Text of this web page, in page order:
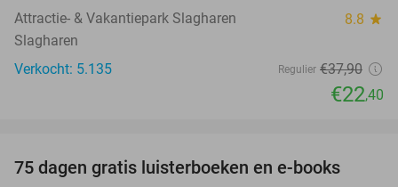
Attractie- & Vakantiepark Slagharen 8.8 star
Slagharen
Verkocht: 5.135
Regulier €37,90
€22,40
75 dagen gratis luisterboeken en e-books